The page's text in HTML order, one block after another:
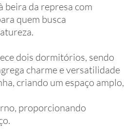
beira da represa com
quem busca
dois dormitórios, sendo
charme e versatilidade
criando um espaço amplo,
proporcionando